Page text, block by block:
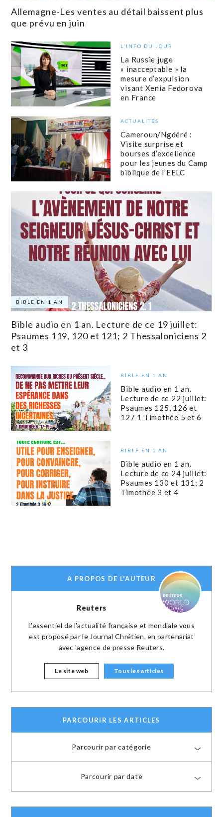
Allemagne-Les ventes au détail baissent plus
que prévu en juin
L'INFO DU JOUR
La Russie juge
« inacceptable » la
mesure d’expulsion
visant Xenia Fedorova
en France
ACTUALITÉS
Cameroun/Ngdéré :
Visite surprise et
bourses d’excellence
pour les jeunes du Camp
biblique de l’EELC
BIBLE EN 1 AN
Bible audio en 1 an. Lecture de ce 19 juillet:
Psaumes 119, 120 et 121; 2 Thessaloniciens 2
et 3
BIBLE EN 1 AN
Bible audio en 1 an.
Lecture de ce 22 juillet:
Psaumes 125, 126 et
127 1 Timothée 5 et 6
BIBLE EN 1 AN
Bible audio en 1 an.
Lecture de ce 24 juillet:
Psaumes 130 et 131; 2
Timothée 3 et 4
A PROPOS DE L'AUTEUR
Reuters
L'essentiel de l'actualité française et mondiale vous
est proposé par le Journal Chrétien, en partenariat
avec 'agence de presse Reuters.
Le site web Tous les articles
PARCOURIR LES ARTICLES
Parcourir par catégorie
Parcourir par date